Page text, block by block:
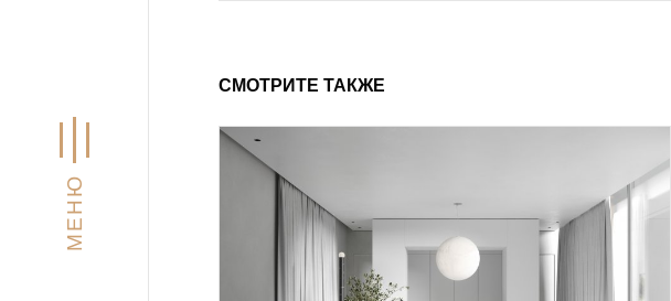
МЕНЮ
СМОТРИТЕ ТАКЖЕ